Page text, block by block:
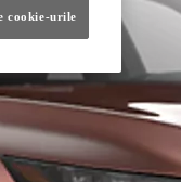
cookie-urile